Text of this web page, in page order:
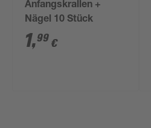
Anfangskrallen +
Nägel 10 Stück
1,99 €